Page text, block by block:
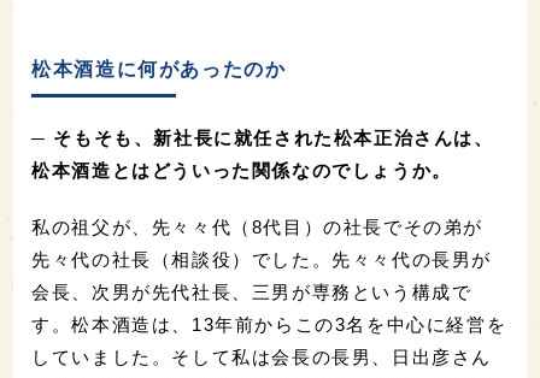
松本酒造に何があったのか
─ そもそも、新社長に就任された松本正治さんは、
松本酒造とはどういった関係なのでしょうか。
私の祖父が、先々々代（8代目）の社長でその弟が
先々代の社長（相談役）でした。先々々代の長男が
会長、次男が先代社長、三男が専務という構成で
す。松本酒造は、13年前からこの3名を中心に経営を
していました。そして私は会長の長男、日出彦さん